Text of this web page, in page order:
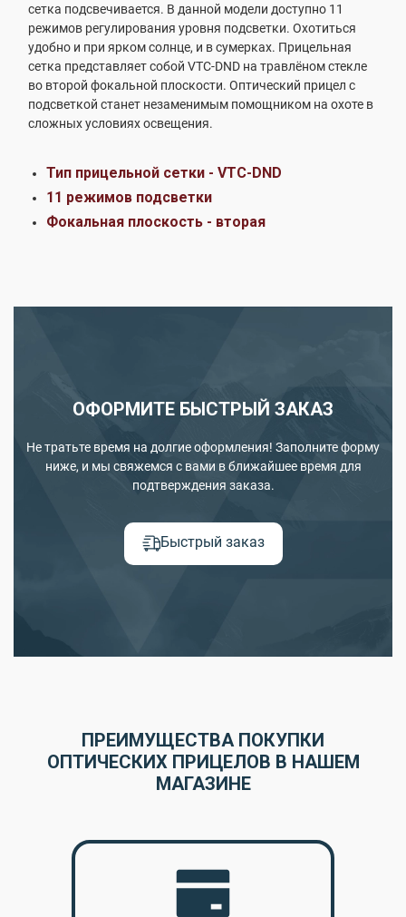
сетка подсвечивается. В данной модели доступно 11
режимов регулирования уровня подсветки. Охотиться
удобно и при ярком солнце, и в сумерках. Прицельная
сетка представляет собой VTC-DND на травлёном стекле
во второй фокальной плоскости. Оптический прицел с
подсветкой станет незаменимым помощником на охоте в
сложных условиях освещения.
Тип прицельной сетки - VTC-DND
11 режимов подсветки
Фокальная плоскость - вторая
ОФОРМИТЕ БЫСТРЫЙ ЗАКАЗ
Не тратьте время на долгие оформления! Заполните форму
ниже, и мы свяжемся с вами в ближайшее время для
подтверждения заказа.
Быстрый заказ
ПРЕИМУЩЕСТВА ПОКУПКИ
ОПТИЧЕСКИХ ПРИЦЕЛОВ В НАШЕМ
МАГАЗИНЕ